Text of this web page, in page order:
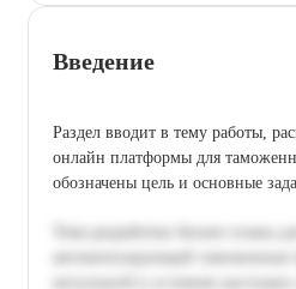
Введение
Раздел вводит в тему работы,
онлайн платформы для
обозначены цель и основные